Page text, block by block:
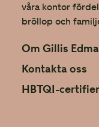
våra kontor
bröllop och
Om Gillis
Kontakta oss
HBTQI-